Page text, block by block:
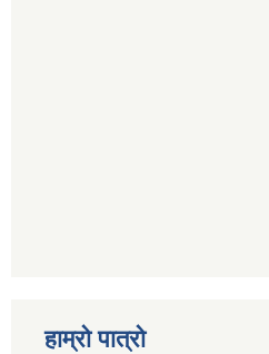
हाम्रो पात्रो